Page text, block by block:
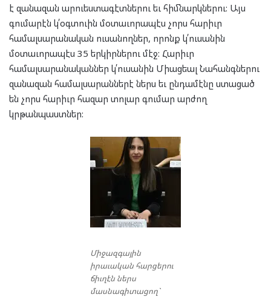
է զանազան արուեստագէտներու եւ հիմնարկներու: Այս
գումարէն կ՛օգտուին մօտաւորապէս չորս հարիւր
համալսարանական ուսանողներ, որոնք կ՛ուսանին
մօտաւորապէս 35 երկիրներու մէջ: Հարիւր
համալսարանականներ կ՛ուսանին Միացեալ Նահանգներու
զանազան համալսարաններէ ներս եւ ընդամէնը ստացած
են չորս հարիւր հազար տոլար գումար արժող
կրթանպաստներ:
Միջազգային
իրաւական հարցերու
ճիւղէն ներս
մասնագիտացող`